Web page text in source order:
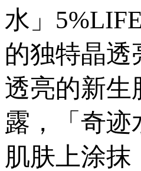
水」
的独特晶
透亮的新生
露，「奇
肌肤上涂